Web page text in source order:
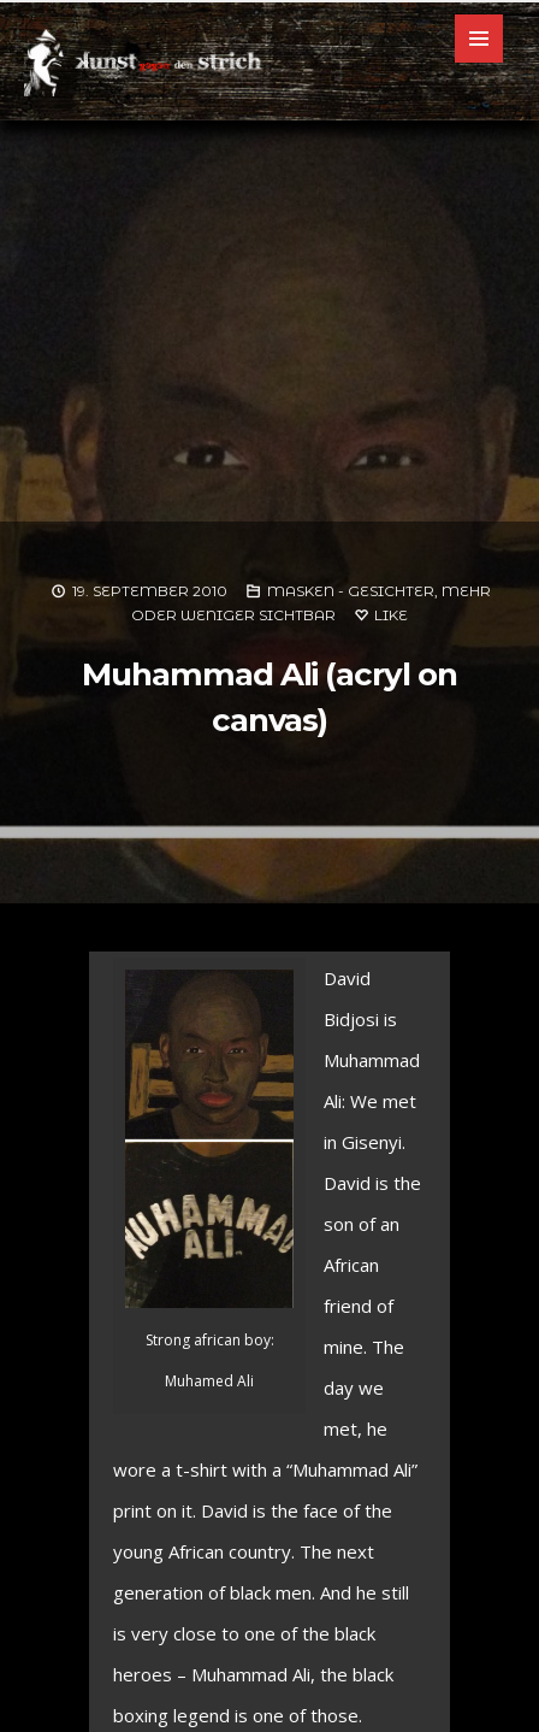
19. SEPTEMBER 2010
MASKEN - GESICHTER, MEHR
ODER WENIGER SICHTBAR
LIKE
Muhammad Ali (acryl on
canvas)
Strong african boy:
Muhamed Ali
David
Bidjosi is
Muhammad
Ali: We met
in Gisenyi.
David is the
son of an
African
friend of
mine. The
day we
met, he
wore a t-shirt with a “Muhammad Ali”
print on it. David is the face of the
young African country. The next
generation of black men. And he still
is very close to one of the black
heroes – Muhammad Ali, the black
boxing legend is one of those.